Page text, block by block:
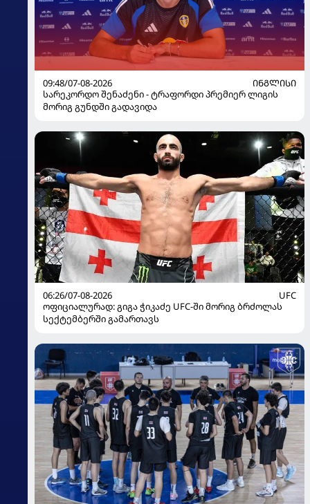
09:48/07-08-2026
ᲘᲜᲒᲚᲘᲡᲘ
სარეკორდო შენაძენი - ტრაფორდი პრემიერ ლიგის
მორიგ გუნდში გადავიდა
06:26/07-08-2026
UFC
ოფიციალურად: გიგა ჭიკაძე UFC-ში მორიგ ბრძოლას
სექტემბერში გამართავს